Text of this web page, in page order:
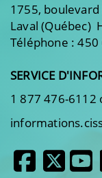
1755,
Laval (Québec)
Téléphone :
SERVICE
1 877 476-6112